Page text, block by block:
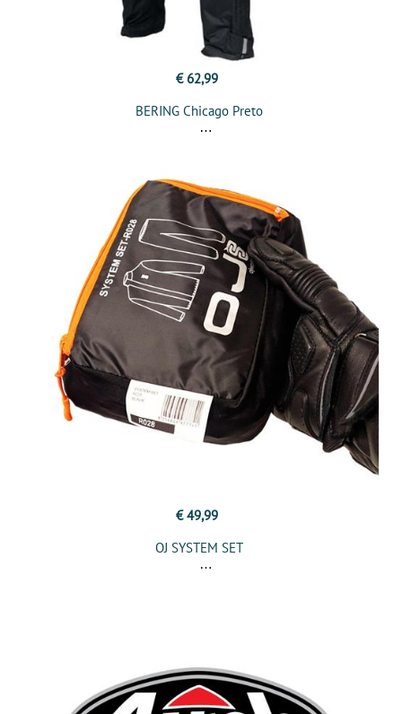
€ 62,99
BERING Chicago Preto
€ 49,99
OJ SYSTEM SET